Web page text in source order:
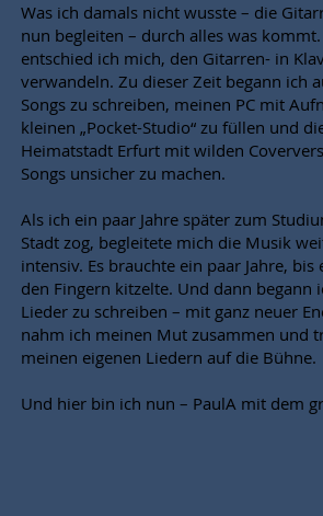
Was ich damals nicht wusste – die
nun begleiten – durch alles was
entschied ich mich, den Gitarren- in
verwandeln. Zu dieser Zeit begann ich
Songs zu schreiben, meinen PC mit
kleinen „Pocket-Studio“ zu füllen und
Heimatstadt Erfurt mit wilden
Songs unsicher zu machen.
Als ich ein paar Jahre später zum
Stadt zog, begleitete mich die Musik
intensiv. Es brauchte ein paar Jahre,
den Fingern kitzelte. Und dann begann
Lieder zu schreiben – mit ganz neuer
nahm ich meinen Mut zusammen und
meinen eigenen Liedern auf die Bühne.
Und hier bin ich nun – PaulA mit dem